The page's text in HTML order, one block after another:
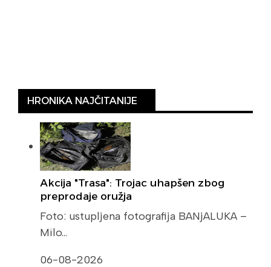
HRONIKA NAJČITANIJE
Akcija "Trasa": Trojac uhapšen zbog
preprodaje oružja
Foto: ustupljena fotografija BANjALUKA –
Milo…
06-08-2026